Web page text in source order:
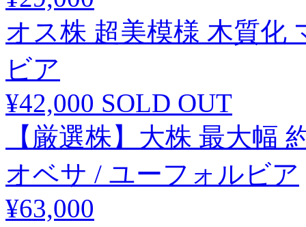
オス株 超美模様 木質化
ビア
¥42,000 SOLD OUT
【厳選株】大株 最大幅
オベサ / ユーフォルビア
¥63,000